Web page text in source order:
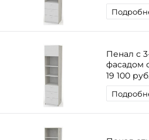
Пенал с
фасадом
19 100